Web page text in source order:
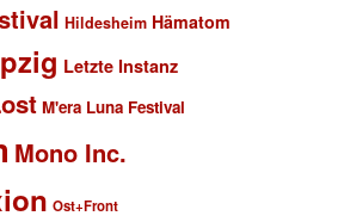
Hildesheim Hämatom
Letzte Instanz
M'era Luna Festival
Mono Inc.
Ost+Front